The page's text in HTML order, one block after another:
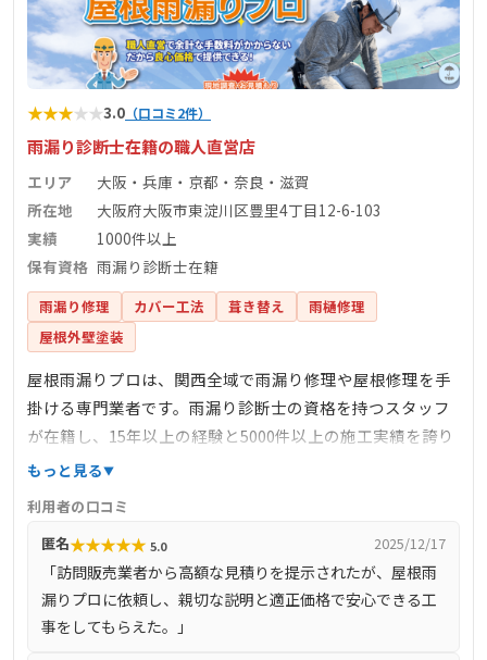
★★★★★3.0 （口コミ2件）
雨漏り診断士在籍の職人直営店
エリア
大阪・兵庫・京都・奈良・滋賀
所在地
大阪府大阪市東淀川区豊里4丁目12-6-103
実績
1000件以上
保有資格 雨漏り診断士在籍
雨漏り修理 カバー工法 葺き替え
雨樋修理
屋根外壁塗装
屋根雨漏りプロは、関西全域で雨漏り修理や屋根修理を手
掛ける専門業者です。雨漏り診断士の資格を持つスタッフ
が在籍し、15年以上の経験と5000件以上の施工実績を誇り
ます。職人直営店として中間マージンを排除し、高い技術
積りは無料で行っており、瓦1枚の交換から屋根全体の葺き
替えまで、幅広いニーズに対応しています。
もっと見る
利用者の口コミ
匿名★★★★★ 5.0 2025/12/17
「訪問販売業者から高額な見積りを提示されたが、屋根雨
漏りプロに依頼し、親切な説明と適正価格で安心できる工
事をしてもらえた。」